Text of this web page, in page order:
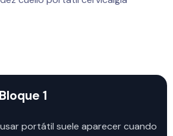
1
portátil suele aparecer cuando